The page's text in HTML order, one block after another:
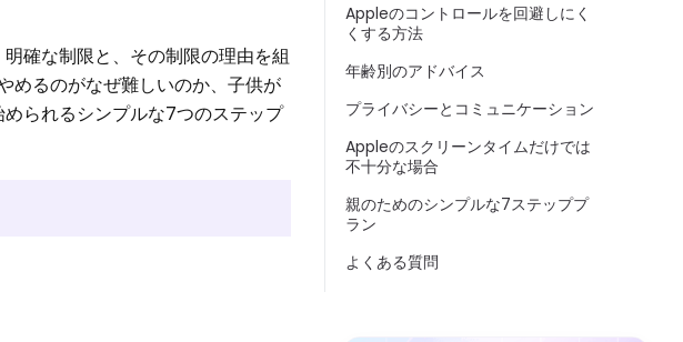
確な制限と、その制限の理由を組
めるのがなぜ難しいのか、子供が
られるシンプルな7つのステップ
Appleのコントロールを回避しにく
くする方法
年齢別のアドバイス
プライバシーとコミュニケーション
Appleのスクリーンタイムだけでは
不十分な場合
親のためのシンプルな7ステッププ
ラン
よくある質問